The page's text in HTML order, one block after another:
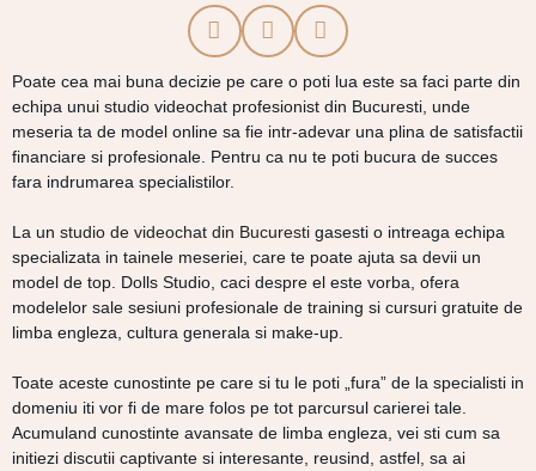
Poate cea mai buna decizie pe care o poti lua este sa faci parte din
echipa unui studio videochat profesionist din Bucuresti, unde
meseria ta de model online sa fie intr-adevar una plina de satisfactii
financiare si profesionale. Pentru ca nu te poti bucura de succes
fara indrumarea specialistilor.
La un studio de videochat din Bucuresti gasesti o intreaga echipa
specializata in tainele meseriei, care te poate ajuta sa devii un
model de top. Dolls Studio, caci despre el este vorba, ofera
modelelor sale sesiuni profesionale de training si cursuri gratuite de
limba engleza, cultura generala si make-up.
Toate aceste cunostinte pe care si tu le poti „fura” de la specialisti in
domeniu iti vor fi de mare folos pe tot parcursul carierei tale.
Acumuland cunostinte avansate de limba engleza, vei sti cum sa
initiezi discutii captivante si interesante, reusind, astfel, sa ai